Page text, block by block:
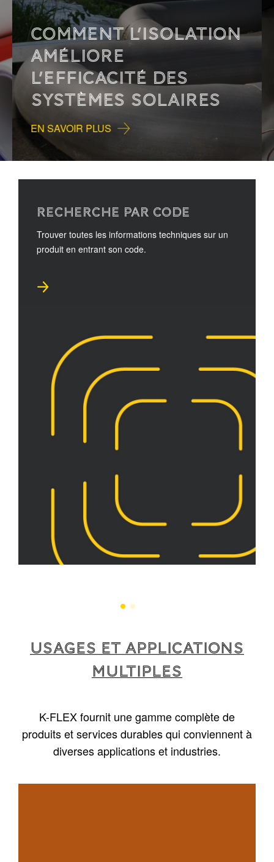
COMMENT L’ISOLATION
AMÉLIORE
L’EFFICACITÉ DES
SYSTÈMES SOLAIRES
EN SAVOIR PLUS
RECHERCHE PAR CODE
Trouver toutes les informations techniques sur un
produit en entrant son code.
USAGES ET APPLICATIONS
MULTIPLES
K-FLEX fournit une gamme complète de
produits et services durables qui conviennent à
diverses applications et industries.